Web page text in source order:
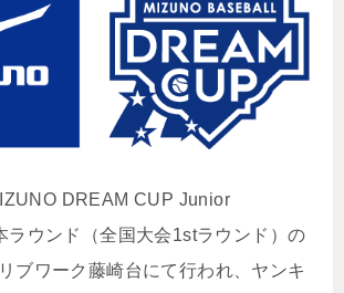
DREAM CUP Junior
ラウンド（全国大会1stラウンド）の
リブワーク藤崎台にて行われ、ヤンキ